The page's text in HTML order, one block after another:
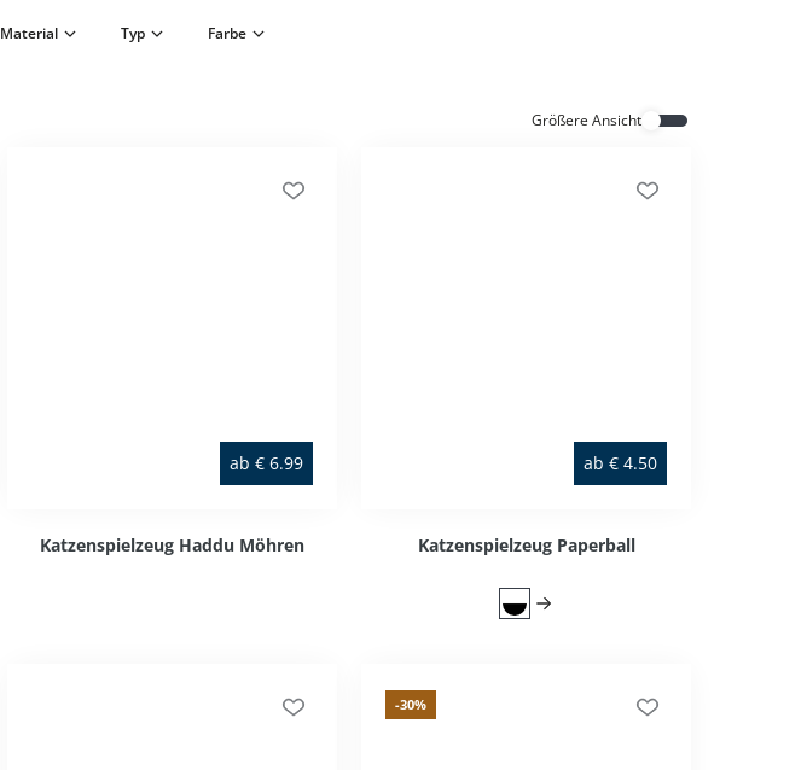
Material Typ Farbe
Größere Ansicht
ab € 6.99
Katzenspielzeug Haddu Möhren
ab € 4.50
Katzenspielzeug Paperball
-30%